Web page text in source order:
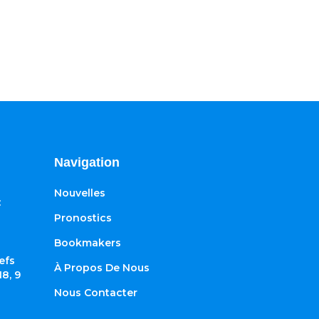
9
Navigation
Nouvelles
Pronostics
Bookmakers
À Propos De Nous
Nous Contacter